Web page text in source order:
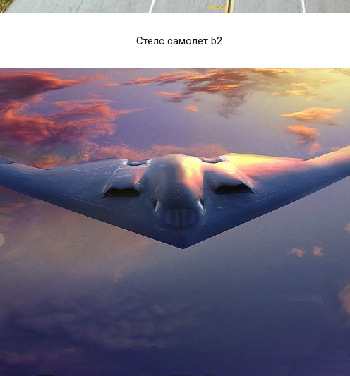
Стелс самолет b2